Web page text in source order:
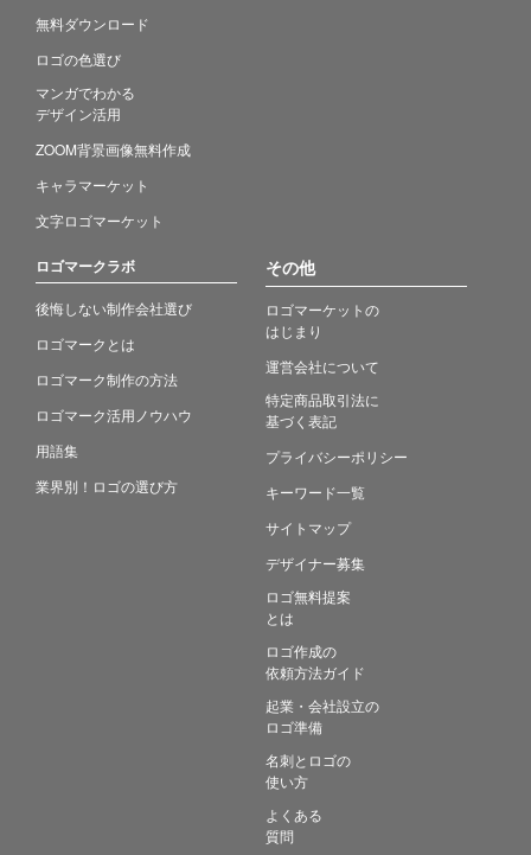
無料ダウンロード
ロゴの色選び
マンガでわかる
デザイン活用
ZOOM背景画像無料作成
キャラマーケット
文字ロゴマーケット
ロゴマークラボ
後悔しない制作会社選び
ロゴマークとは
ロゴマーク制作の方法
ロゴマーク活用ノウハウ
用語集
業界別！ロゴの選び方
その他
ロゴマーケットの
はじまり
運営会社について
特定商品取引法に
基づく表記
プライバシーポリシー
キーワード一覧
サイトマップ
デザイナー募集
ロゴ無料提案
とは
ロゴ作成の
依頼方法ガイド
起業・会社設立の
ロゴ準備
名刺とロゴの
使い方
よくある
質問